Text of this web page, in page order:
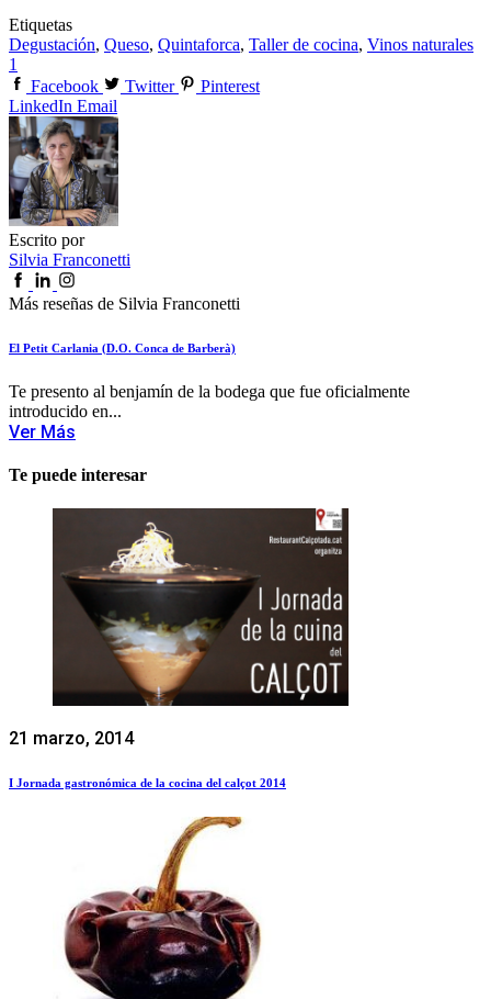
Etiquetas
Degustación, Queso, Quintaforca, Taller de cocina, Vinos naturales
1
Facebook
Twitter
Pinterest
LinkedIn Email
Escrito por
Silvia Franconetti
Más reseñas de Silvia Franconetti
El Petit Carlania (D.O. Conca de Barberà)
Te presento al benjamín de la bodega que fue oficialmente
introducido en...
Ver Más
Te puede interesar
21 marzo, 2014
I Jornada gastronómica de la cocina del calçot 2014